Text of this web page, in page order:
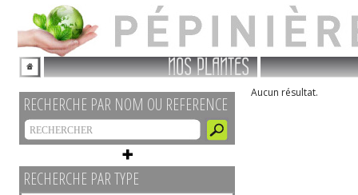
NOS PLANTES
RECHERCHE PAR NOM OU REFERENCE
RECHERCHE PAR TYPE
Aucun résultat.